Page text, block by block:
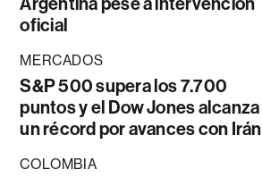
oficial
MERCADOS
S&P 500 supera los 7.700
puntos y el Dow Jones alcanza
un récord por avances con Irán
COLOMBIA